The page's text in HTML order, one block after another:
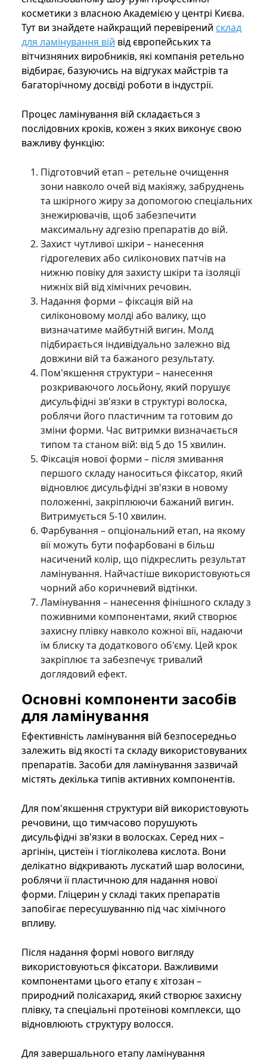
косметики з власною Академією у центрі Києва.
Тут ви знайдете найкращий перевірений склад
для ламінування вій від європейських та
вітчизняних виробників, які компанія ретельно
відбирає, базуючись на відгуках майстрів та
багаторічному досвіді роботи в індустрії.
Процес ламінування вій складається з
послідовних кроків, кожен з яких виконує свою
важливу функцію:
Підготовчий етап – ретельне очищення
зони навколо очей від макіяжу, забруднень
та шкірного жиру за допомогою спеціальних
знежирювачів, щоб забезпечити
максимальну адгезію препаратів до вій.
Захист чутливої шкіри – нанесення
гідрогелевих або силіконових патчів на
нижню повіку для захисту шкіри та ізоляції
нижніх вій від хімічних речовин.
Надання форми – фіксація вій на
силіконовому молді або валику, що
визначатиме майбутній вигин. Молд
підбирається індивідуально залежно від
довжини вій та бажаного результату.
Пом'якшення структури – нанесення
розкриваючого лосьйону, який порушує
дисульфідні зв'язки в структурі волоска,
роблячи його пластичним та готовим до
зміни форми. Час витримки визначається
типом та станом вій: від 5 до 15 хвилин.
Фіксація нової форми – після змивання
першого складу наноситься фіксатор, який
відновлює дисульфідні зв'язки в новому
положенні, закріплюючи бажаний вигин.
Витримується 5-10 хвилин.
Фарбування – опціональний етап, на якому
вії можуть бути пофарбовані в більш
насичений колір, що підкреслить результат
ламінування. Найчастіше використовуються
чорний або коричневий відтінки.
Ламінування – нанесення фінішного складу з
поживними компонентами, який створює
захисну плівку навколо кожної вії, надаючи
їм блиску та додаткового об'єму. Цей крок
закріплює та забезпечує тривалий
доглядовий ефект.
Основні компоненти засобів
для ламінування
Ефективність ламінування вій безпосередньо
залежить від якості та складу використовуваних
препаратів. Засоби для ламінування зазвичай
містять декілька типів активних компонентів.
Для пом'якшення структури вій використовують
речовини, що тимчасово порушують
дисульфідні зв'язки в волосках. Серед них –
аргінін, цистеїн і тіогліколева кислота. Вони
делікатно відкривають лускатий шар волосини,
роблячи її пластичною для надання нової
форми. Гліцерин у складі таких препаратів
запобігає пересушуванню під час хімічного
впливу.
Після надання формі нового вигляду
використовуються фіксатори. Важливими
компонентами цього етапу є хітозан –
природний полісахарид, який створює захисну
плівку, та спеціальні протеїнові комплекси, що
відновлюють структуру волосся.
Для завершального етапу ламінування